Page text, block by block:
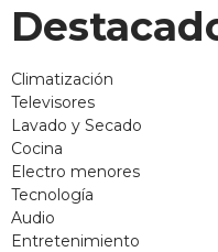
Climatización
Televisores
Lavado y Secado
Cocina
Electro menores
Tecnología
Audio
Entretenimiento